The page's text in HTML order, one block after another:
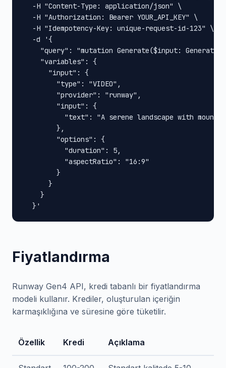
  -H "Content-Type: application/json" \
  -H "Authorization: Bearer YOUR_API_KEY" \
  -H "Idempotency-Key: unique-request-id-123" \
  -d '{
"query": "mutation Generate($input:
    "variables": {
      "input": {
        "type": "VIDEO",
        "provider": "runway",
        "input": {
"text": "A serene landscape with
        },
        "options": {
          "duration": 5,
          "aspectRatio": "16:9"
        }
      }
    }
  }'
Fiyatlandırma
Runway Gen4 API, kredi tabanlı bir fiyatlandırma
modeli kullanır. Krediler, oluşturulan içeriğin
karmaşıklığına ve süresine göre tüketilir.
Özellik Kredi Açıklama